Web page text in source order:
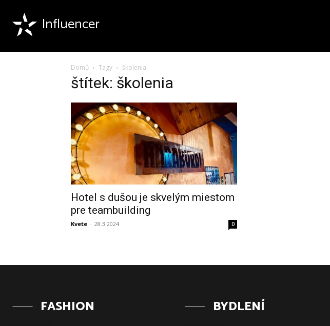
Influencer
Domů Tagy školenia
štítek: školenia
Hotel s dušou je skvelým miestom
pre teambuilding
Kvete - 28.3.2024 0
FASHION BYDLENÍ